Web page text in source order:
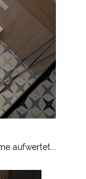
aufwertet...